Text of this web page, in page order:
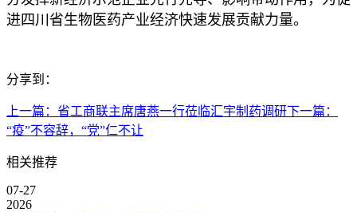
进四川省生物医药产业经济快速发展贡献力量。
分享到：
上一篇： 省工商联主席唐燕一行莅临汇宇制药调研下一篇：
“疫”不容辞，“党”仁不让
相关推荐
07-27
2026